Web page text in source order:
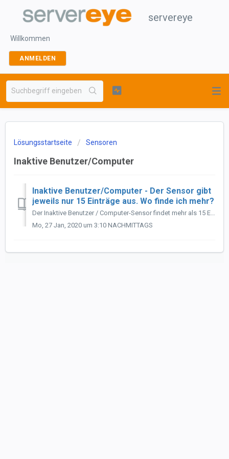
servereye
Willkommen
ANMELDEN
Lösungsstartseite Sensoren
Inaktive Benutzer/Computer
Inaktive Benutzer/Computer - Der Sensor gibt
jeweils nur 15 Einträge aus. Wo finde ich mehr?
Der Inaktive Benutzer / Computer-Sensor findet mehr als 15 Einträge. Gibt es eine Möglichkeit, wie man diese Zahl erhöhen kann? Lösung: Der Sensor ist...
Mo, 27 Jan, 2020 um 3:10 NACHMITTAGS